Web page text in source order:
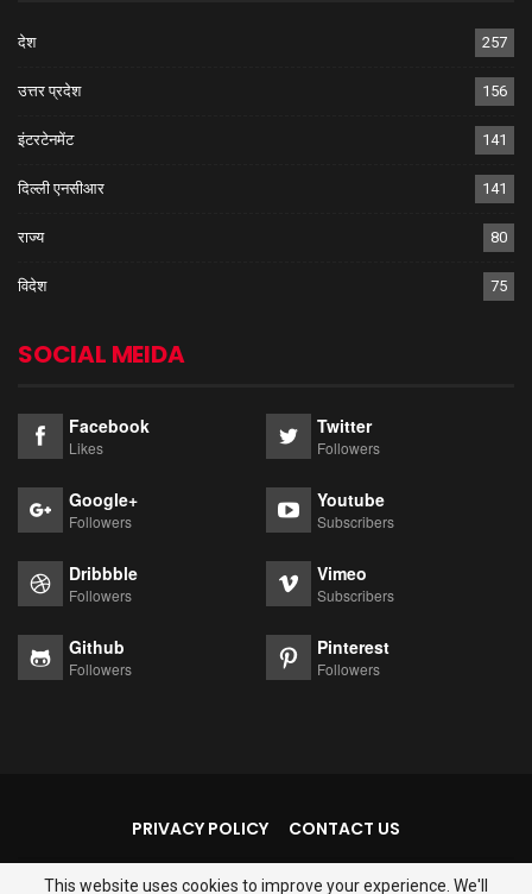
देश 257
उत्तर प्रदेश 156
इंटरटेनमेंट 141
दिल्ली एनसीआर 141
राज्य 80
विदेश 75
SOCIAL MEIDA
Facebook
Likes
Twitter
Followers
Google+
Followers
Youtube
Subscribers
Dribbble
Followers
Vimeo
Subscribers
Github
Followers
Pinterest
Followers
PRIVACY POLICY CONTACT US
This website uses cookies to improve your experience. We'll